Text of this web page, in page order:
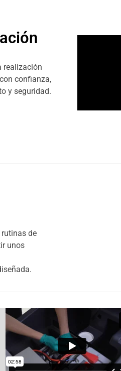
realización
confianza,
y seguridad.
de
unos